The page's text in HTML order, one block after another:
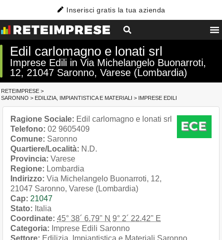
Inserisci gratis la tua azienda
Edil carlomagno e lonati srl
Imprese Edili in Via Michelangelo Buonarroti,
12, 21047 Saronno, Varese (Lombardia)
RETEIMPRESE >
SARONNO > EDILIZIA, IMPIANTISTICA E MATERIALI > IMPRESE EDILI
Ragione Sociale: Edil carlomagno e lonati srl
Telefono: 02 9605409
Comune: Saronno
Quartiere/Località: N.D.
Provincia: Varese
Regione: Lombardia
Indirizzo: Via Michelangelo Buonarroti, 12,
21047 Saronno, Varese (Lombardia)
Cap: 21047
Stato: Italia
Coordinate: 45° 38´ 6.79" N 9° 2´ 22.42" E
Categoria: Imprese Edili Saronno
Settore: Edilizia, Impiantistica e Materiali Saronno